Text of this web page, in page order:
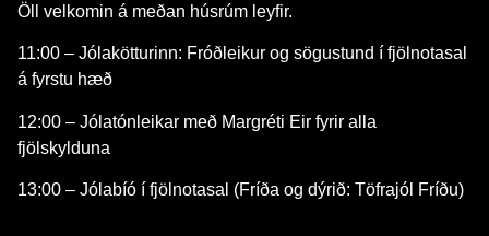
Öll velkomin á meðan húsrúm leyfir.
11:00 – Jólakötturinn: Fróðleikur og sögustund í fjölnotasal
á fyrstu hæð
12:00 – Jólatónleikar með Margréti Eir fyrir alla
fjölskylduna
13:00 – Jólabíó í fjölnotasal (Fríða og dýrið: Töfrajól Fríðu)